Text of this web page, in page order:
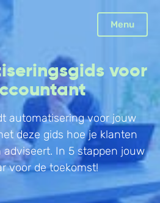
Menu
Sluiten
voor
automatisering voor jouw
deze gids hoe je klanten
In 5 stappen jouw
voor de toekomst!